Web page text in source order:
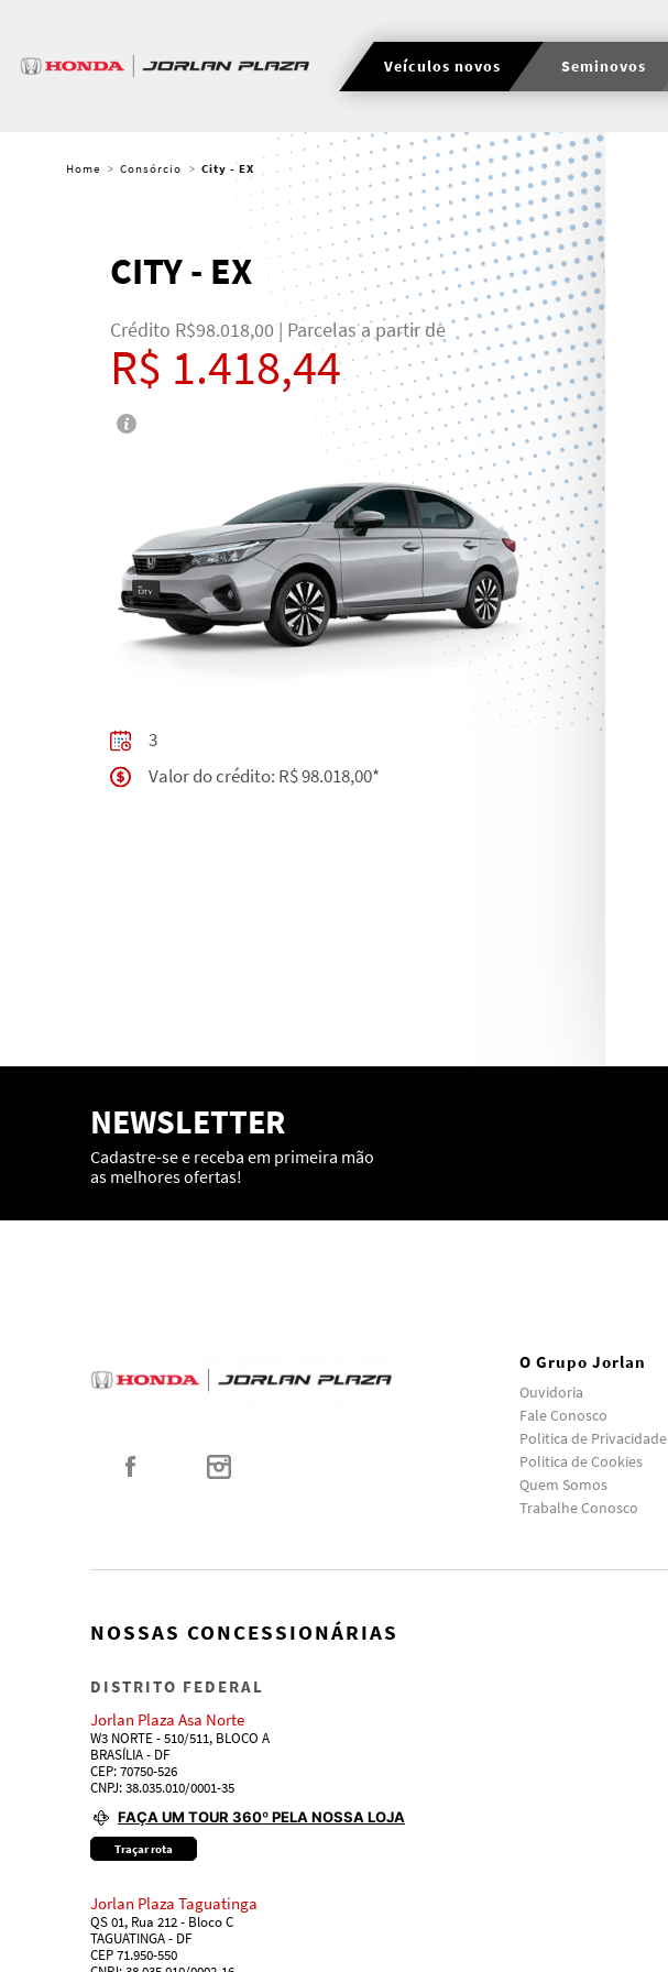
Veículos novos Seminovos
Home Consórcio City - EX
CITY - EX
Crédito R$98.018,00 | Parcelas a partir de
R$ 1.418,44
3
Valor do crédito: R$ 98.018,00*
NEWSLETTER
Cadastre-se e receba em primeira mão
as melhores ofertas!
O Grupo Jorlan
Ouvidoria
Fale Conosco
Politica de Privacidade
Politica de Cookies
Quem Somos
Trabalhe Conosco
NOSSAS CONCESSIONÁRIAS
DISTRITO FEDERAL
Jorlan Plaza Asa Norte
W3 NORTE - 510/511, BLOCO A
BRASÍLIA - DF
CEP: 70750-526
CNPJ: 38.035.010/0001-35
FAÇA UM TOUR 360º PELA NOSSA LOJA
Traçar rota
Jorlan Plaza Taguatinga
QS 01, Rua 212 - Bloco C
TAGUATINGA - DF
CEP 71.950-550